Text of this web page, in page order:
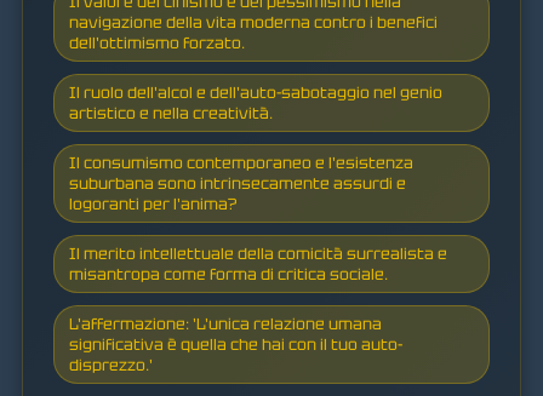
navigazione della vita moderna contro i benefici
dell'ottimismo forzato.
Il ruolo dell'alcol e dell'auto-sabotaggio nel genio
artistico e nella creatività.
Il consumismo contemporaneo e l'esistenza
suburbana sono intrinsecamente assurdi e
logoranti per l'anima?
Il merito intellettuale della comicità surrealista e
misantropa come forma di critica sociale.
L'affermazione: 'L'unica relazione umana
significativa è quella che hai con il tuo auto-
disprezzo.'